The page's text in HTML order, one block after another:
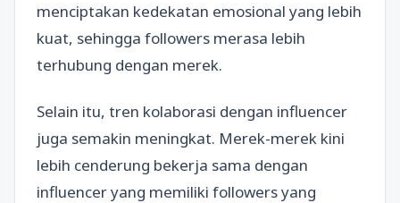
menciptakan kedekatan emosional yang lebih
kuat, sehingga followers merasa lebih
terhubung dengan merek.
Selain itu, tren kolaborasi dengan influencer
juga semakin meningkat. Merek-merek kini
lebih cenderung bekerja sama dengan
influencer yang memiliki followers yang